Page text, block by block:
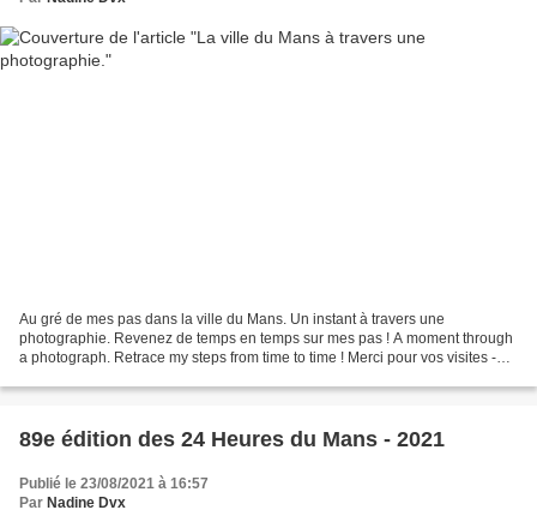
Au gré de mes pas dans la ville du Mans. Un instant à travers une
photographie. Revenez de temps en temps sur mes pas ! A moment through
a photograph. Retrace my steps from time to time ! Merci pour vos visites -
89e édition des 24 Heures du Mans - 2021
Publié le 23/08/2021 à 16:57
Par Nadine Dvx